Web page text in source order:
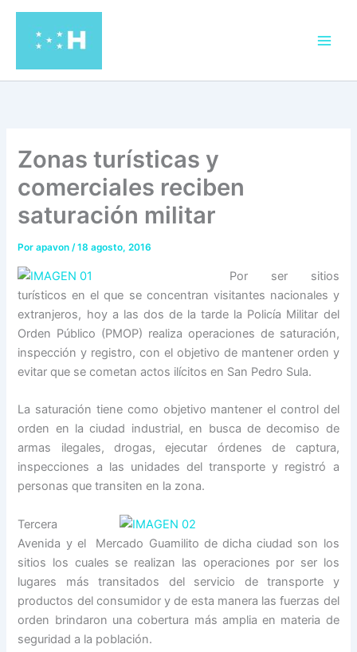
contenido
Zonas turísticas y
comerciales reciben
saturación militar
Porapavon/18 agosto, 2016
Por ser sitios
turísticos en el que se concentran visitantes nacionales y
extranjeros, hoy a las dos de la tarde la Policía Militar del
Orden Público (PMOP) realiza operaciones de saturación,
inspección y registro, con el objetivo de mantener orden y
evitar que se cometan actos ilícitos en San Pedro Sula.
La saturación tiene como objetivo mantener el control del
orden en la ciudad industrial, en busca de decomiso de
armas ilegales, drogas, ejecutar órdenes de captura,
inspecciones a las unidades del transporte y registró a
personas que transiten en la zona.
Tercera
Avenida y el Mercado Guamilito de dicha ciudad son los
sitios los cuales se realizan las operaciones por ser los
lugares más transitados del servicio de transporte y
productos del consumidor y de esta manera las fuerzas del
orden brindaron una cobertura más amplia en materia de
seguridad a la población.